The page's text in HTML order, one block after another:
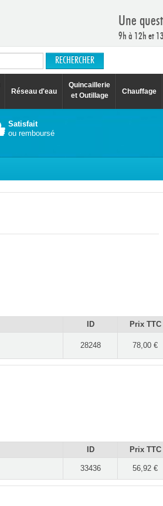
Une
9h à 12h et
Réseau d'eau
Quincaillerie
et Outillage
Chauffage
Satisfait
ou remboursé
ID Prix TTC
28248 78,00 €
ID Prix TTC
33436 56,92 €